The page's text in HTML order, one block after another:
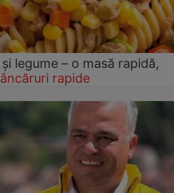
legume – o masă rapidă,
rapide